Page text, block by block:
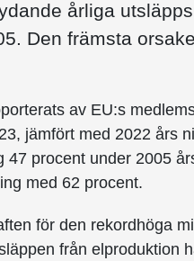
årliga
Den främsta
av EU:s
jämfört med 2022 års
47 procent under 2005
med 62 procent.
för den rekordhöga
från elproduktion